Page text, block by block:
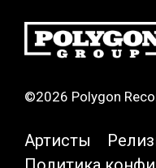
©2026 Polygon
Артисты